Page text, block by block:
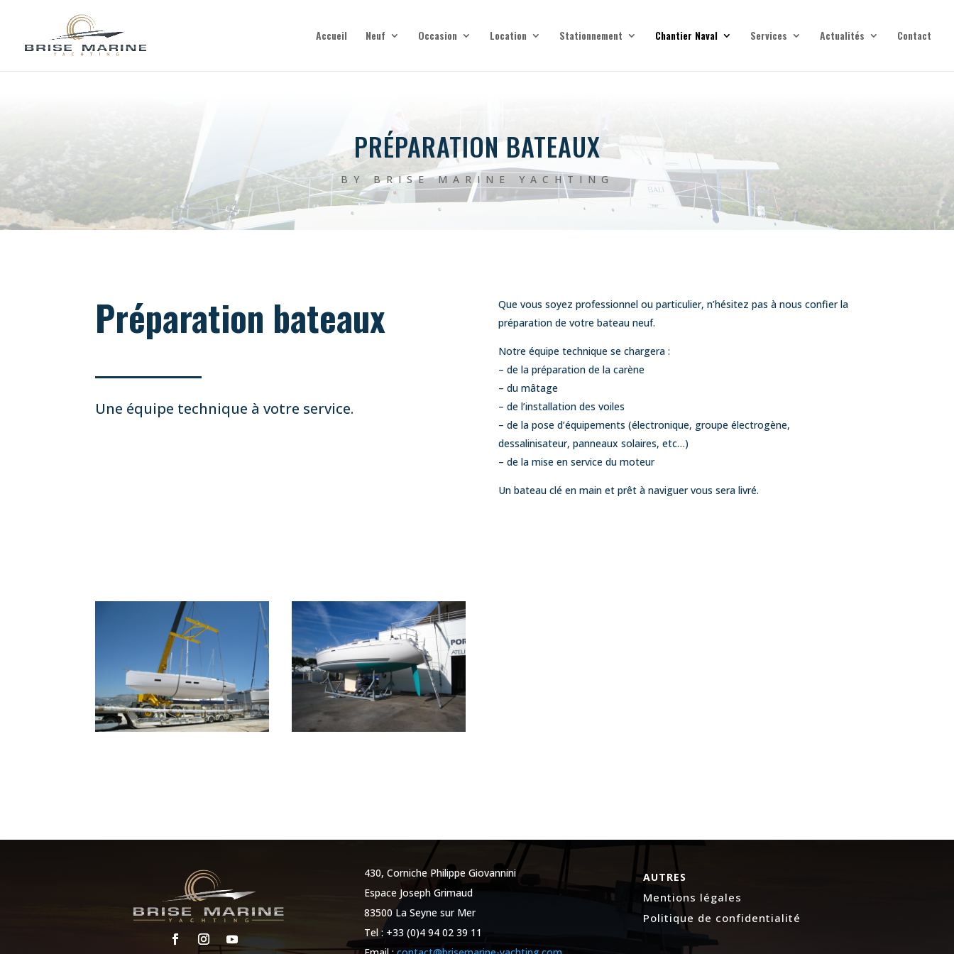
Accueil Neuf Occasion Location Stationnement Chantier Naval Services Actualités Contact
PRÉPARATION BATEAUX
BY BRISE MARINE YACHTING
Préparation bateaux
Une équipe technique à votre service.
Que vous soyez professionnel ou particulier, n’hésitez pas à nous confier la
préparation de votre bateau neuf.
Notre équipe technique se chargera :
– de la préparation de la carène
– du mâtage
– de l’installation des voiles
– de la pose d’équipements (électronique, groupe électrogène,
dessalinisateur, panneaux solaires, etc…)
– de la mise en service du moteur
Un bateau clé en main et prêt à naviguer vous sera livré.
430, Corniche Philippe Giovannini
Espace Joseph Grimaud
83500 La Seyne sur Mer
Tel : +33 (0)4 94 02 39 11
AUTRES
Mentions légales
Politique de confidentialité